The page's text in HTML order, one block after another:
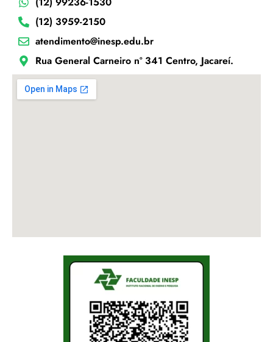
(12) 3959-2150
atendimento@inesp.edu.br
Rua General Carneiro nº 341 Centro, Jacareí.